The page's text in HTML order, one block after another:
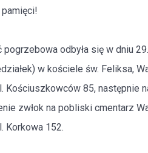
odbyła się w dniu
w kościele św. Feliksa,
Kościuszkowców 85, następnie
zwłok na pobliski cmentarz
Korkowa 152.